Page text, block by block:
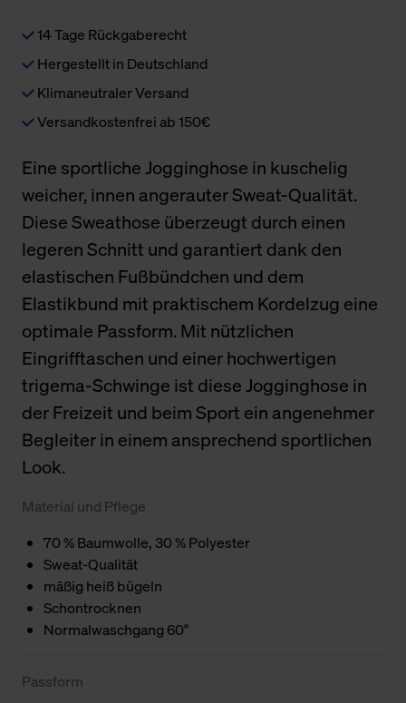
14 Tage Rückgaberecht
Hergestellt in Deutschland
Klimaneutraler Versand
Versandkostenfrei ab 150€
Eine sportliche Jogginghose in kuschelig
weicher, innen angerauter Sweat-Qualität.
Diese Sweathose überzeugt durch einen
legeren Schnitt und garantiert dank den
elastischen Fußbündchen und dem
Elastikbund mit praktischem Kordelzug eine
optimale Passform. Mit nützlichen
Eingrifftaschen und einer hochwertigen
trigema-Schwinge ist diese Jogginghose in
der Freizeit und beim Sport ein angenehmer
Begleiter in einem ansprechend sportlichen
Look.
Material und Pflege
70 % Baumwolle, 30 % Polyester
Sweat-Qualität
mäßig heiß bügeln
Schontrocknen
Normalwaschgang 60°
Passform